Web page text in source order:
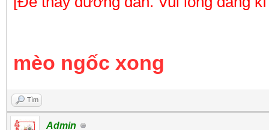
mèo ngốc xong
Tìm
Admin